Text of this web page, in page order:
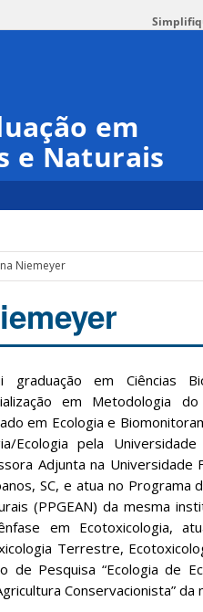
em
e Naturais
Niemeyer
graduação em Ciências
em Metodologia
em Ecologia e
Ecologia pela
Adjunta na Universidade
SC, e atua no Programa
(PPGEAN) da mesma
em Ecotoxicologia,
Terrestre,
de Pesquisa “Ecologia de
Conservacionista” da